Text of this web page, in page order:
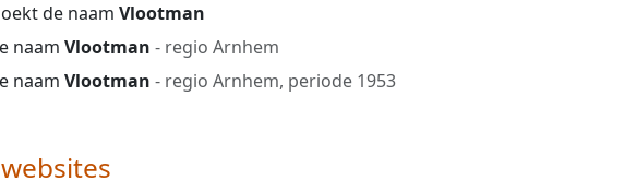
de naam Vlootman
naam Vlootman - regio Arnhem
naam Vlootman - regio Arnhem, periode 1953